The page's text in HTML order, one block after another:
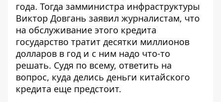
года. Тогда замминистра инфраструктуры
Виктор Довгань заявил журналистам, что
на обслуживание этого кредита
государство тратит десятки миллионов
долларов в год и с ним надо что-то
решать. Судя по всему, ответить на
вопрос, куда делись деньги китайского
кредита еще предстоит.